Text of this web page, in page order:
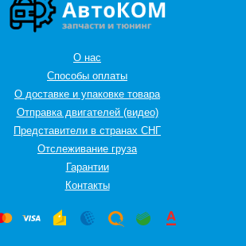
О нас
Способы оплаты
О доставке и упаковке товара
Отправка двигателей (видео)
Представители в странах СНГ
Oтслеживание груза
Гарантии
Контакты